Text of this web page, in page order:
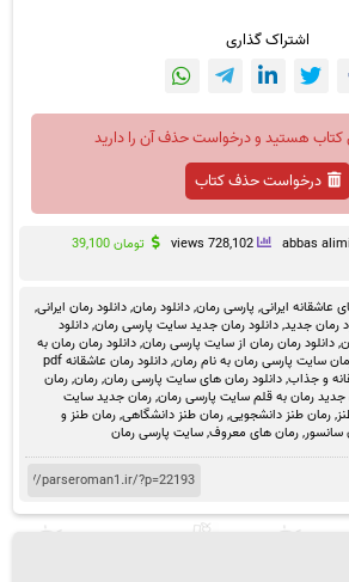
اشتراک گذاری
کتاب هستید و درخواست حذف آن را دارید
درخواست حذف کتاب
abbas
728,102 views تومان39,100
عاشقانه ایرانی, پارسی رمان,دانلود رمان,دانلود رمان ایرانی,
رمان جدید,دانلود رمان جدید سایت پارسی رمان,دانلود
,دانلود رمان رمان از سایت پارسی رمان,دانلود رمان رمان به
سایت پارسی رمان به نام رمان,
دانلود رمان عاشقانه pdf
و جذاب,دانلود رمان های سایت پارسی رمان,رمان,رمان
جدید رمان به قلم سایت پارسی رمان,رمان جدید سایت
,رمان طنز دانشجویی,رمان طنز دانشگاهی,رمان طنز و
سانسور,رمان های معروف,سایت پارسی رمان